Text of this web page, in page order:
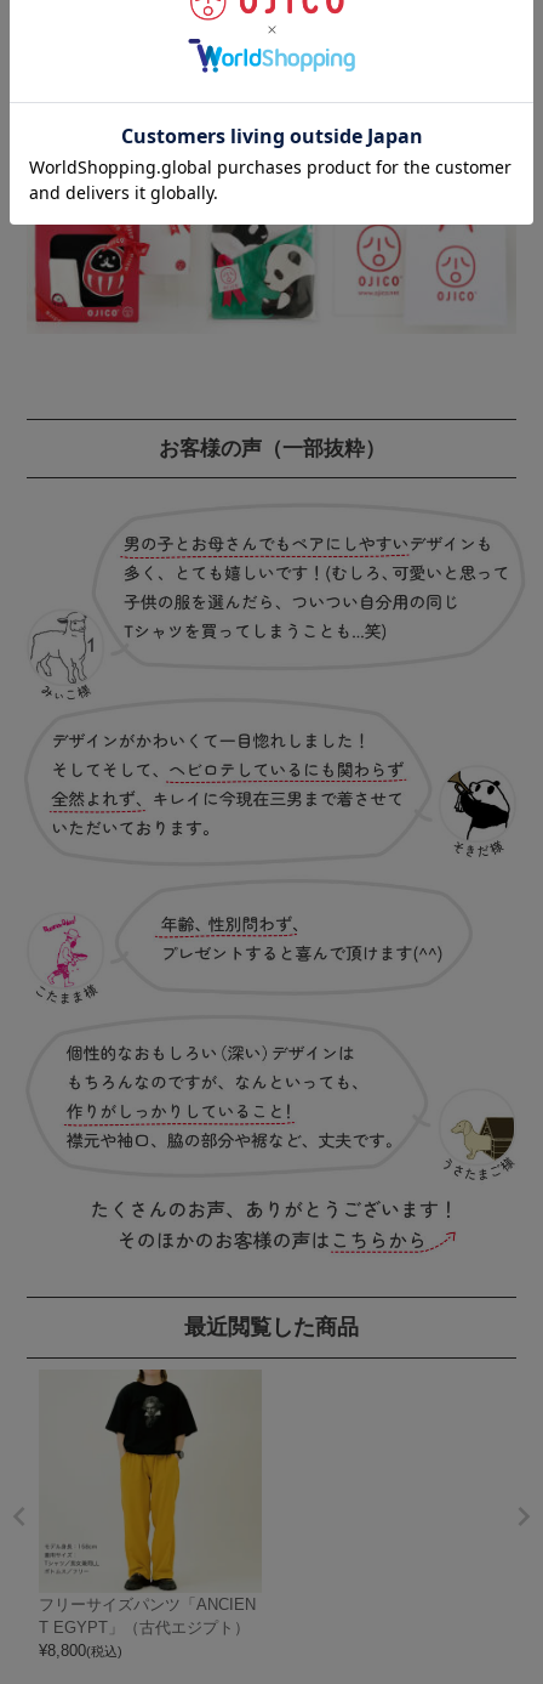
素材とお洗濯
ギフトラッピングのご注文はこちらから
お客様の声（一部抜粋）
最近閲覧した商品
フリーサイズパンツ「ANCIEN
T EGYPT」（古代エジプト）
¥8,800(税込)